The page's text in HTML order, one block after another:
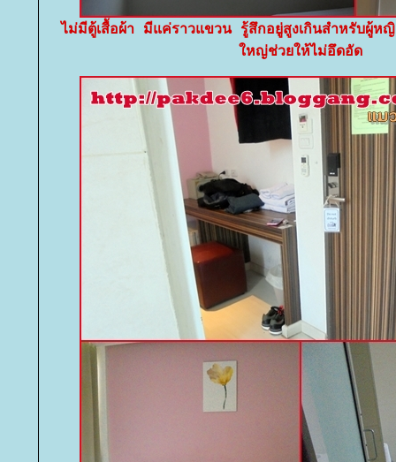
ไม่มีตู้เสื้อผ้า มีแค่ราวแขวน รู้สึกอยู่สูงเกินสำหรับผู้ห
หญ่ช่วยให้ไม่อึดอัด